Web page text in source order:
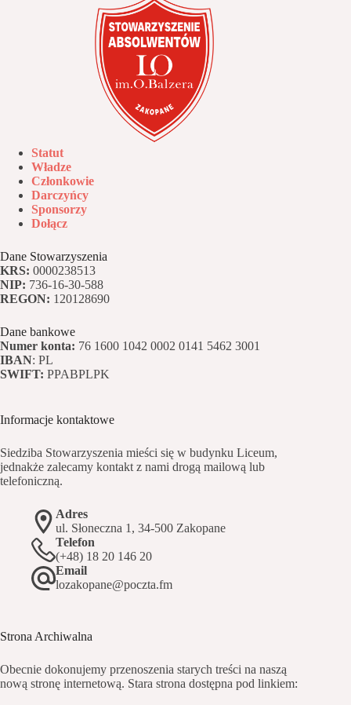
Statut
Władze
Członkowie
Darczyńcy
Sponsorzy
Dołącz
Dane Stowarzyszenia
KRS: 0000238513
NIP: 736-16-30-588
REGON: 120128690
Dane bankowe
Numer konta: 76 1600 1042 0002 0141 5462 3001
IBAN: PL
SWIFT: PPABPLPK
Informacje kontaktowe
Siedziba Stowarzyszenia mieści się w budynku Liceum,
jednakże zalecamy kontakt z nami drogą mailową lub
telefoniczną.
Adres
ul. Słoneczna 1, 34-500 Zakopane
Telefon
(+48) 18 20 146 20
Email
lozakopane@poczta.fm
Strona Archiwalna
Obecnie dokonujemy przenoszenia starych treści na naszą
nową stronę internetową. Stara strona dostępna pod linkiem: